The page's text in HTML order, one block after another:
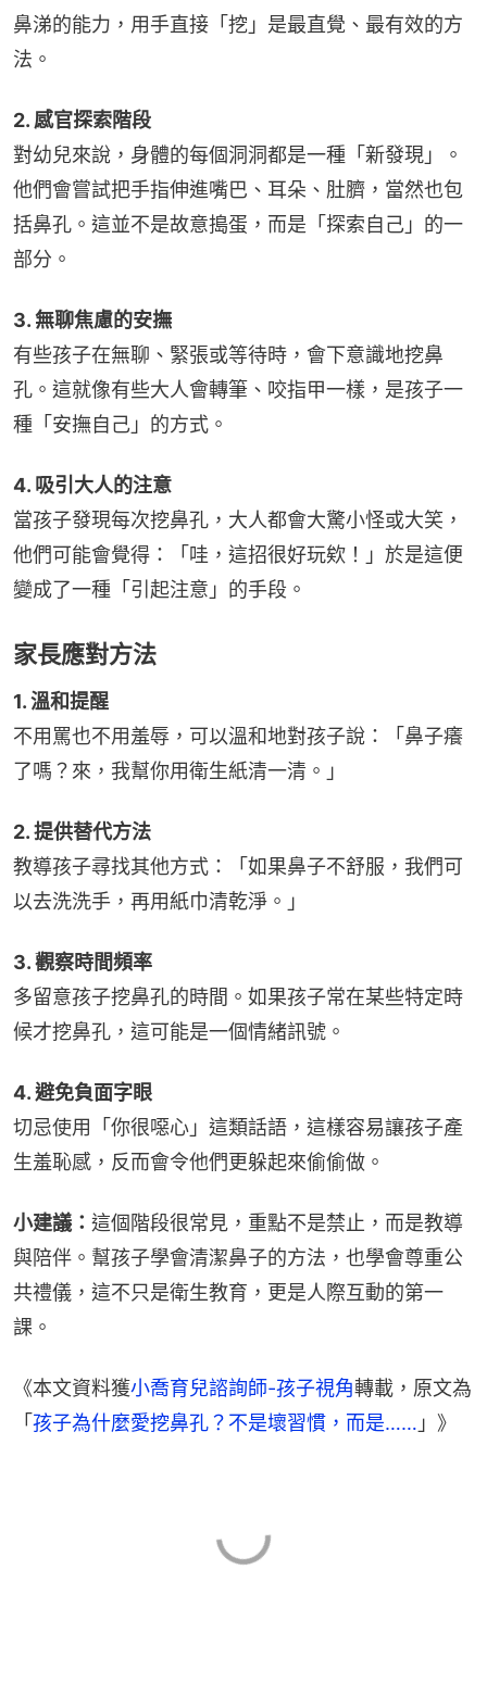
鼻涕的能力，用手直接「挖」是最直覺、最有效的方
法。
2. 感官探索階段
對幼兒來說，身體的每個洞洞都是一種「新發現」。
他們會嘗試把手指伸進嘴巴、耳朵、肚臍，當然也包
括鼻孔。這並不是故意搗蛋，而是「探索自己」的一
部分。
3. 無聊焦慮的安撫
有些孩子在無聊、緊張或等待時，會下意識地挖鼻
孔。這就像有些大人會轉筆、咬指甲一樣，是孩子一
種「安撫自己」的方式。
4. 吸引大人的注意
當孩子發現每次挖鼻孔，大人都會大驚小怪或大笑，
他們可能會覺得：「哇，這招很好玩欸！」於是這便
變成了一種「引起注意」的手段。
家長應對方法
1. 溫和提醒
不用罵也不用羞辱，可以溫和地對孩子說：「鼻子癢
了嗎？來，我幫你用衛生紙清一清。」
2. 提供替代方法
教導孩子尋找其他方式：「如果鼻子不舒服，我們可
以去洗洗手，再用紙巾清乾淨。」
3. 觀察時間頻率
多留意孩子挖鼻孔的時間。如果孩子常在某些特定時
候才挖鼻孔，這可能是一個情緒訊號。
4. 避免負面字眼
切忌使用「你很噁心」這類話語，這樣容易讓孩子產
生羞恥感，反而會令他們更躲起來偷偷做。
小建議： 這個階段很常見，重點不是禁止，而是教導
與陪伴。幫孩子學會清潔鼻子的方法，也學會尊重公
共禮儀，這不只是衛生教育，更是人際互動的第一
課。
《本文資料獲小喬育兒諮詢師-孩子視角轉載，原文為
「 孩子為什麼愛挖鼻孔？不是壞習慣，而是…… 」》